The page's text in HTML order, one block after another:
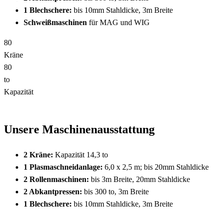
1 Blechschere: bis 10mm Stahldicke, 3m Breite
Schweißmaschinen für MAG und WIG
80
Kräne
80
to
Kapazität
Unsere Maschinenausstattung
2 Kräne: Kapazität 14,3 to
1 Plasmaschneidanlage: 6,0 x 2,5 m; bis 20mm Stahldicke
2 Rollenmaschinen: bis 3m Breite, 20mm Stahldicke
2 Abkantpressen: bis 300 to, 3m Breite
1 Blechschere: bis 10mm Stahldicke, 3m Breite